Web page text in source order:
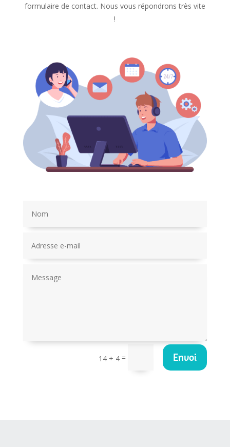
formulaire de contact. Nous vous répondrons très vite
!
14 + 4 = Envoi